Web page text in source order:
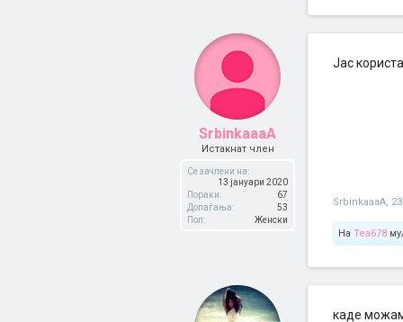
SrbinkaaaA
Истакнат член
Се зачлени на:
13 јануари 2020
Пораки:
67
Допаѓања:
53
Пол:
Женски
Јас
SrbinkaaaA,
На Tea678
каде можам